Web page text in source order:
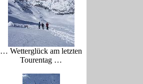
… Wetterglück am letzten
Tourentag …